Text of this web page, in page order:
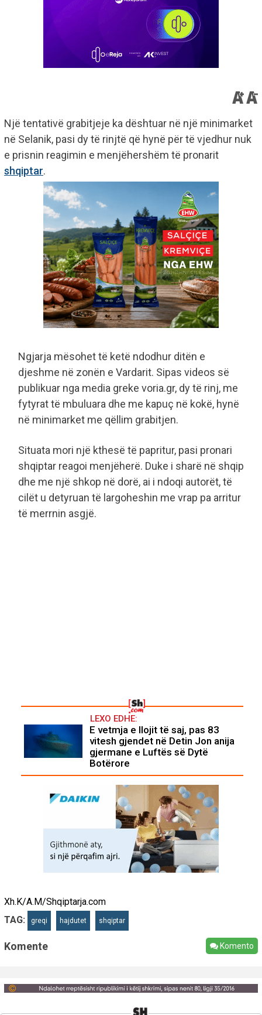
Një tentativë grabitjeje ka dështuar në një minimarket
në Selanik, pasi dy të rinjtë që hynë për të vjedhur nuk
e prisnin reagimin e menjëhershëm të pronarit
shqiptar.
Ngjarja mësohet të ketë ndodhur ditën e
djeshme në zonën e Vardarit. Sipas videos së
publikuar nga media greke voria.gr, dy të rinj, me
fytyrat të mbuluara dhe me kapuç në kokë, hynë
në minimarket me qëllim grabitjen.
Situata mori një kthesë të papritur, pasi pronari
shqiptar reagoi menjëherë. Duke i sharë në shqip
dhe me një shkop në dorë, ai i ndoqi autorët, të
cilët u detyruan të largoheshin me vrap pa arritur
të merrnin asgjë.
LEXO EDHE:
E vetmja e llojit të saj, pas 83
vitesh gjendet në Detin Jon anija
gjermane e Luftës së Dytë
Botërore
Xh.K/A.M/Shqiptarja.com
TAG:
greqi hajdutet shqiptar
Komente Komento